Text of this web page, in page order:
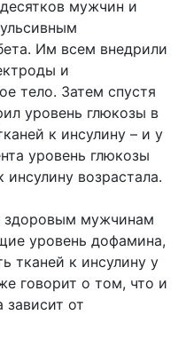
мужчин и
Им всем внедрили
и
тело. Затем спустя
уровень глюкозы в
к инсулину – и у
уровень глюкозы
инсулину возрастала.
здоровым мужчинам
уровень дофамина,
тканей к инсулину у
говорит о том, что и
от